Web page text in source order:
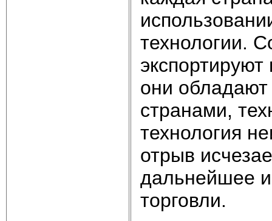
технологии.
они
странами,
технология
отрыв
дальнейшее
торговли.